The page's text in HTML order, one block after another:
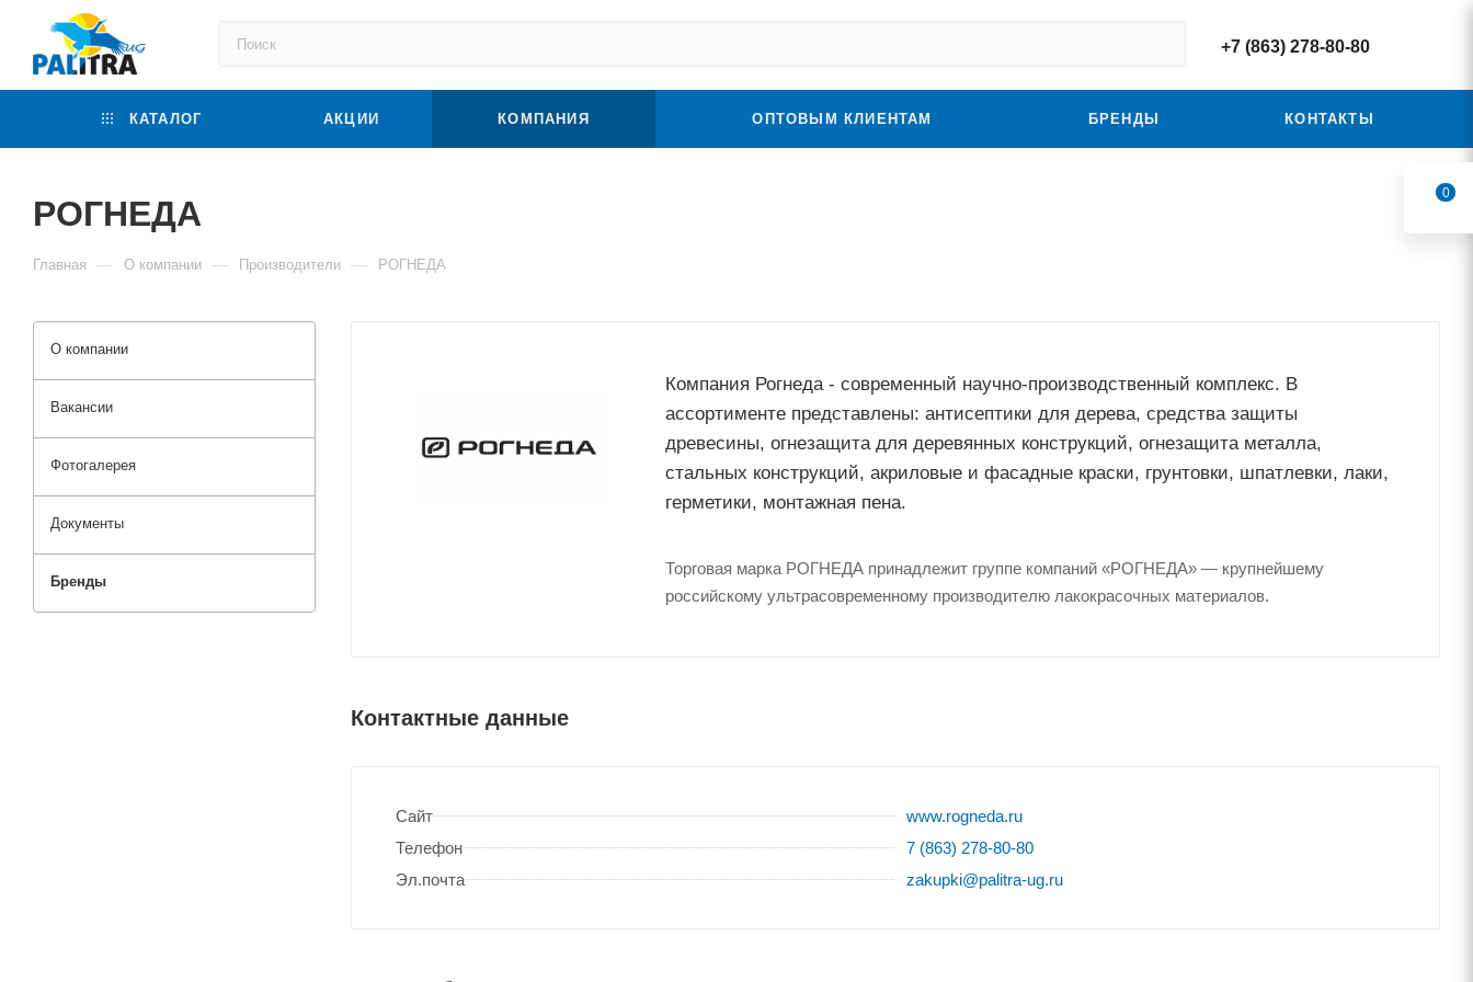
+7 (863) 278-80-80
КАТАЛОГ АКЦИИ КОМПАНИЯ ОПТОВЫМ КЛИЕНТАМ БРЕНДЫ КОНТАКТЫ
РОГНЕДА
Главная — О компании — Производители — РОГНЕДА
Компания Рогнеда - современный научно-производственный комплекс. В
ассортименте представлены: антисептики для дерева, средства защиты
древесины, огнезащита для деревянных конструкций, огнезащита металла,
стальных конструкций, акриловые и фасадные краски, грунтовки, шпатлевки, лаки,
герметики, монтажная пена.
Торговая марка РОГНЕДА принадлежит группе компаний «РОГНЕДА» — крупнейшему
российскому ультрасовременному производителю лакокрасочных материалов.
Контактные данные
Сайт
www.rogneda.ru
Телефон
7 (863) 278-80-80
Эл.почта
zakupki@palitra-ug.ru
О компании
Вакансии
Фотогалерея
Документы
Бренды
0